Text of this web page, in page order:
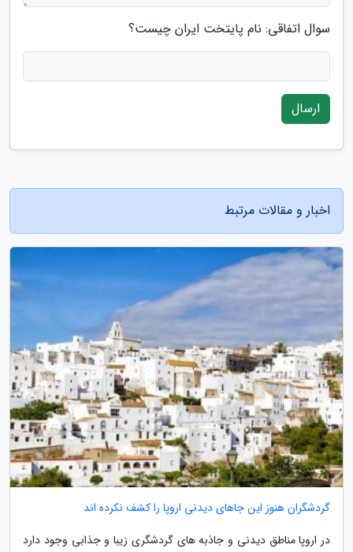
سوال اتفاقی: نام پایتخت ایران چیست؟
ارسال
اخبار و مقالات مرتبط
گردشگران هنوز این جاهای دیدنی اروپا را کشف نکرده اند
در اروپا مناطق دیدنی و جاذبه های گردشگری زیبا و جذابی وجود دارد